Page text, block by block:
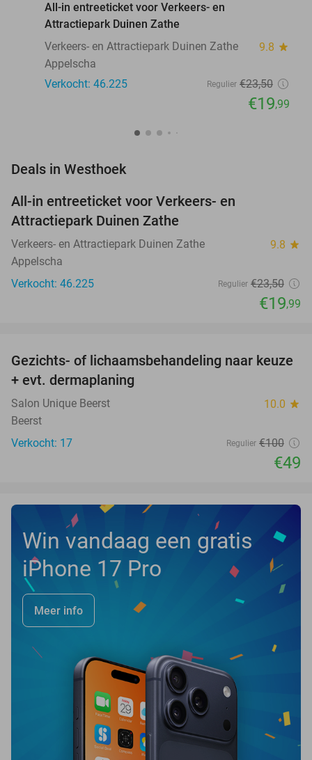
All-in entreeticket voor Verkeers- en
Attractiepark Duinen Zathe
Verkeers- en Attractiepark Duinen Zathe
9.8 star
Appelscha
Verkocht: 46.225
Regulier €23,50
€19,99
Deals in Westhoek
All-in entreeticket voor Verkeers- en
Attractiepark Duinen Zathe
Verkeers- en Attractiepark Duinen Zathe 9.8 star
Appelscha
Verkocht: 46.225
Regulier €23,50
€19,99
51%
Gezichts- of lichaamsbehandeling naar keuze
+ evt. dermaplaning
Salon Unique Beerst 10.0 star
Beerst
Verkocht: 17
Regulier €100
€49
Win vandaag een gratis
iPhone 17 Pro
Meer info